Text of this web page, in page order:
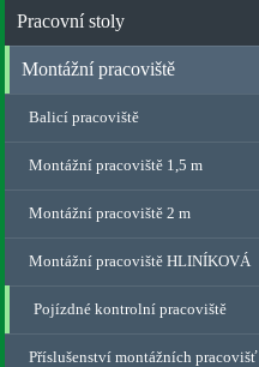
Pracovní stoly
Montážní pracoviště
Balicí pracoviště
Montážní pracoviště 1,5 m
Montážní pracoviště 2 m
Montážní pracoviště HLINÍKOVÁ
Pojízdné kontrolní pracoviště
Příslušenství montážních pracovišť